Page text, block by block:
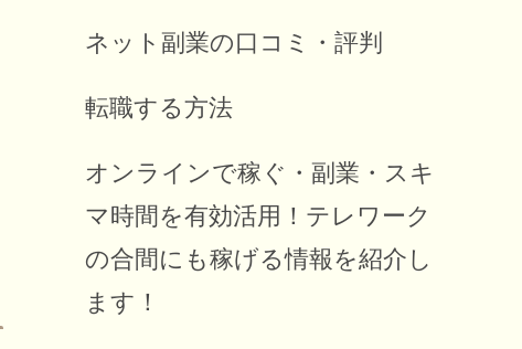
ネット副業の口コミ・評判
転職する方法
オンラインで稼ぐ・副業・スキ
マ時間を有効活用！テレワーク
の合間にも稼げる情報を紹介し
ます！